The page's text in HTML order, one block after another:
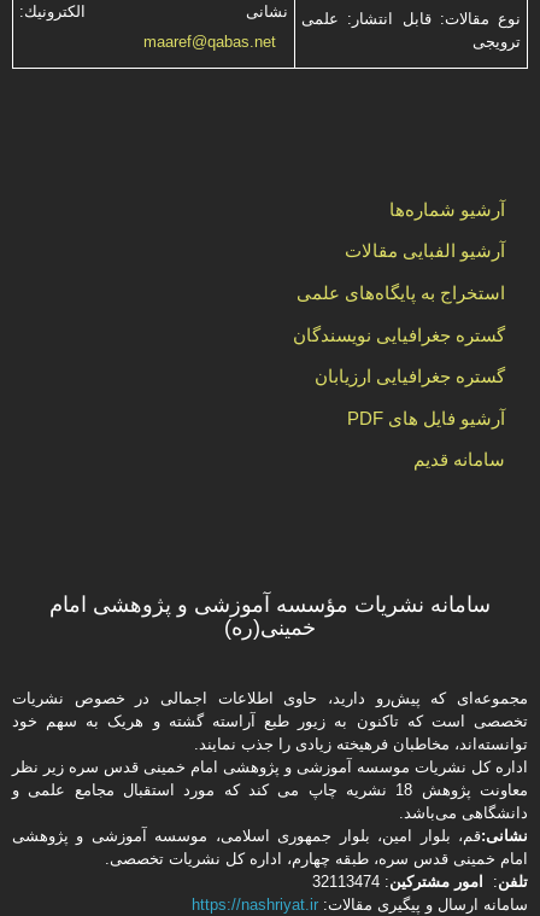
نوع مقالات: قابل انتشار: علمی
ترویجی
نشانی الكترونیك:
maaref@qabas.net
آرشیو شماره‌ها
آرشیو الفبایی مقالات
استخراج به پایگاه‌های علمی
گستره جغرافیایی نویسندگان
گستره جغرافیایی ارزیابان
آرشیو فایل های PDF
سامانه قدیم
سامانه نشریات مؤسسه آموزشی و پژوهشی امام
خمینی(ره)
مجموعه‌ای که پیش‌رو دارید،‌ حاوی اطلاعات اجمالی در خصوص نشریات
تخصصی است که تاکنون به زیور طبع آراسته گشته و هریک به سهم خود
توانسته‌اند، مخاطبان فرهیخته‌ زیادی را جذب نمایند.
اداره كل نشریات موسسه آموزشی و پژوهشی امام خمینی قدس سره زیر نظر
معاونت پژوهش 18 نشریه چاپ می کند که مورد استقبال مجامع علمی و
دانشگاهی می‌باشد.
نشانی:قم، بلوار امین، بلوار جمهوری اسلامی، موسسه آموزشی و پژوهشی
امام خمینی قدس سره، طبقه چهارم، اداره كل نشریات تخصصی.
تلفن: امور مشتركین: 32113474
سامانه ارسال و پیگیری مقالات: https://nashriyat.ir